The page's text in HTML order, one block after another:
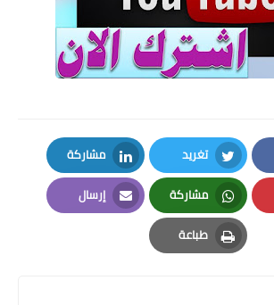
تغريد
Twitter
مشاركة
LinkedIn
مشاركة
Whatsapp
إرسال
Email
طباعة
Print